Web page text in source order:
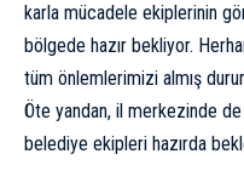
karla mücadele ekiplerinin
bölgede hazır bekliyor.
tüm önlemlerimizi almış
Öte yandan, il merkezinde
belediye ekipleri hazırda